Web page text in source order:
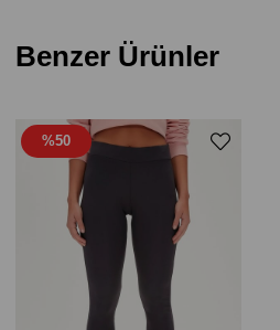
Benzer Ürünler
%50